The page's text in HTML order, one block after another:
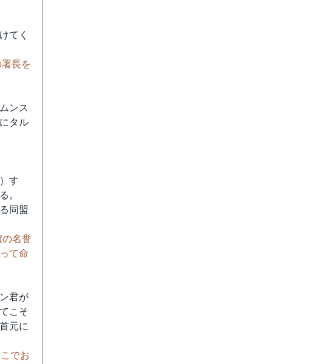
てく
長を
ンス
タル
す
。
同盟
の名誉
て命
君が
こそ
元に
でお